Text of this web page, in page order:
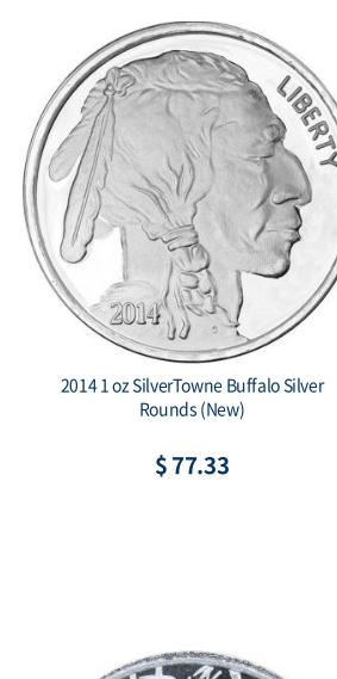
2014 1 oz SilverTowne Buffalo Silver
Rounds (New)
$ 77.33